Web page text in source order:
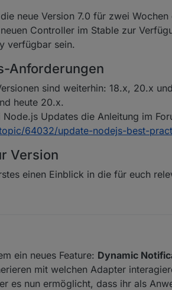
neue Version 7.0 für zwei
Controller im Stable zur
verfügbar sein.
Anforderungen
sind weiterhin: 18.x, 20.x
heute 20.x.
Updates die Anleitung im
64032/update-nodejs-best-
Version
einen Einblick in die für euch
ein neues Feature: Dynamic
mit welchen Adapter
es nun ermöglicht, dass ihr als